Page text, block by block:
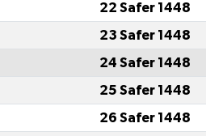
22 Safer 1448
23 Safer 1448
24 Safer 1448
25 Safer 1448
26 Safer 1448